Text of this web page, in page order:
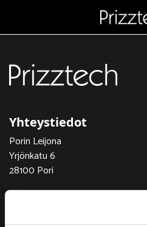
Yhteystiedot
Porin Leijona
Yrjönkatu 6
28100 Pori
Vaihde (02) 620 5300